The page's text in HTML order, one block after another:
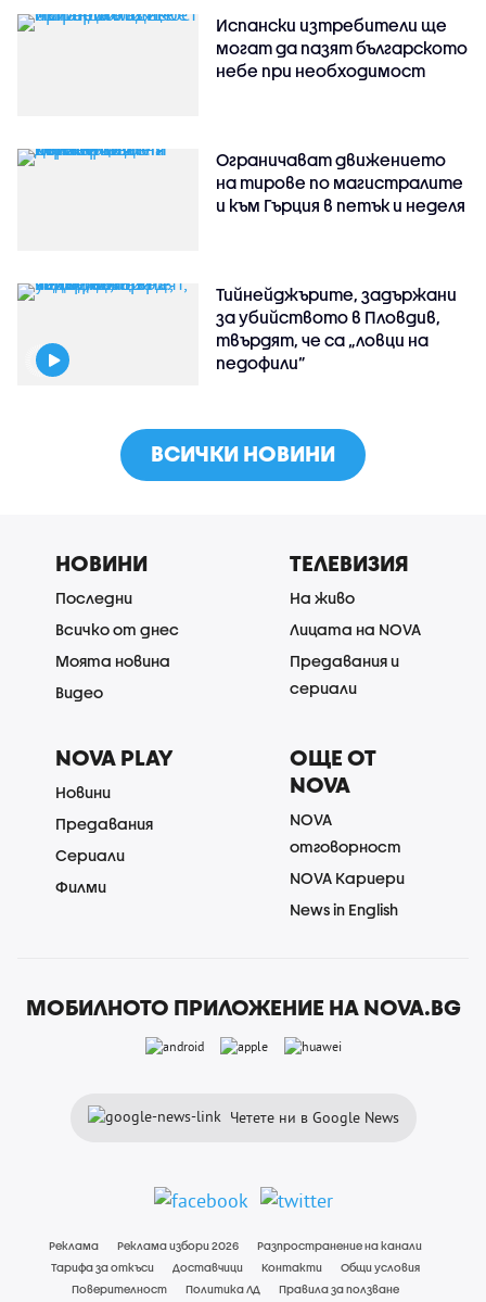
Испански изтребители ще
могат да пазят българското
небе при необходимост
Ограничават движението
на тирове по магистралите
и към Гърция в петък и неделя
Тийнейджърите, задържани
за убийството в Пловдив,
твърдят, че са „ловци на
педофили”
ВСИЧКИ НОВИНИ
НОВИНИ
Последни
Всичко от днес
Моята новина
Видео
ТЕЛЕВИЗИЯ
На живо
Лицата на NOVA
Предавания и
сериали
NOVA PLAY
Новини
Предавания
Сериали
Филми
ОЩЕ ОТ
NOVA
NOVA
отговорност
NOVA Кариери
News in English
МОБИЛНОТО ПРИЛОЖЕНИЕ НА NOVA.BG
Четете ни в Google News
Реклама Реклама избори 2026
Разпространение на канали
Тарифа за откъси
Доставчици Контакти
Общи условия
Поверителност
Политика ЛД Правила за ползване